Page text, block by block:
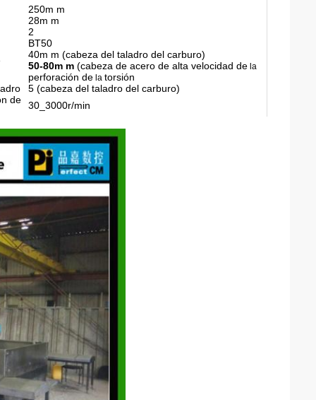
250m m
28m m
2
BT50
40m m (cabeza del taladro del carburo)
50-80m m (cabeza de acero de alta velocidad de la
perforación de la torsión
5 (cabeza del taladro del carburo)
de
30_3000r/min